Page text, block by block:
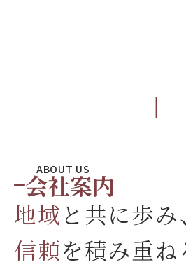
ABOUT US
会社案内
地域と共に歩み
信頼を積み重ね